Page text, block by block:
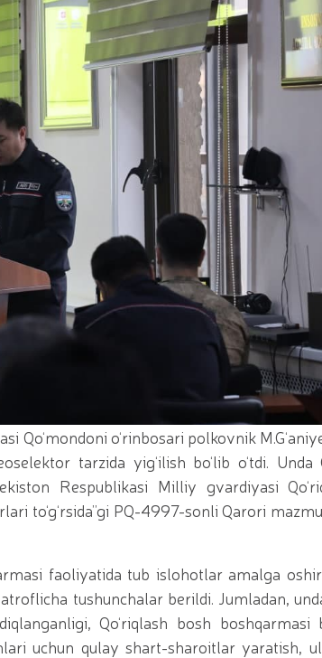
harbiy xizmatchilarga
yoshlar bilan uchrashib, ular bilan
// “8-mart – Xalqaro xotin qizlar
etildi // Moliyaviy shaffoflik va
// General-polkovnik
general-polkovnik B.Tashmatov
rivojlantirish istiqbollari” mavzusida
ilk manzilli ishlarini Yunusobod
taʼminlash boʻyicha manzilli
polkovnik B.Tashmatov Oʻzbekiston
jangovar salohiyati, jismoniy va
// Tizim fidoyilari hurmat va
oyligi doirasidagi tadbirlar / /
etilganining 34 yilligi va 14 yanvar –
Respublikasi Qurolli
Qurolli Kuchlari tashkil etilganining
qahramonlarcha halok boʻlgan
ularning xotirasiga hurmat
34 yilligi hamda Vatan himoyachilari
Farmoni / / Prezident
Yunusobod tumanida barpo
yirik markaziga aylanib borayotgan
o‘tkazildi / / Qoraqalpogʻiston
olindi / / Toshkent shahrida
noqonuniy muomalasiga chek
bo‘lib o‘tdi. // Milliy gvardiya
Jamoat xavfsizligi universitetiga
yangi bosqichga olib chiqish
raisligida, kamondan
ayol harbiy xizmatchilari
egallashdi / / Oliy Majlis Senatining
Temurbeklar maktabi
/ / Milliy gvardiya Toshkent mintaqaviy
Respublika ilmiy-amaliy seminari
/ / O‘zbekiston Respublikasi
rag‘batlantirish to‘g‘risida"gi
o‘rinbosari polkovnik
tarzida yig‘ilish bo‘lib o‘tdi. Unda
Respublikasi Milliy gvardiyasi
to‘g‘rsida”gi PQ-4997-sonli Qarori
faoliyatida tub islohotlar amalga
tushunchalar berildi. Jumladan,
Qo‘riqlash bosh boshqarmasi
uchun qulay shart-sharoitlar yaratish,